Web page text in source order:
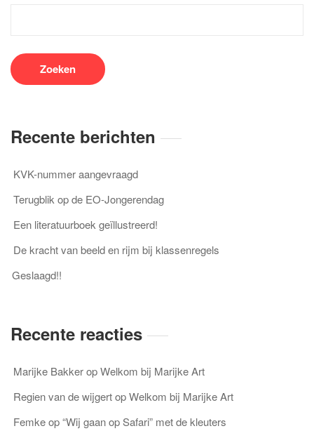
Recente berichten
KVK-nummer aangevraagd
Terugblik op de EO-Jongerendag
Een literatuurboek geïllustreerd!
De kracht van beeld en rijm bij klassenregels
Geslaagd!!
Recente reacties
Marijke BakkeropWelkom bij Marijke Art
Regien van de wijgertopWelkom bij Marijke Art
Femkeop“Wij gaan op Safari” met de kleuters